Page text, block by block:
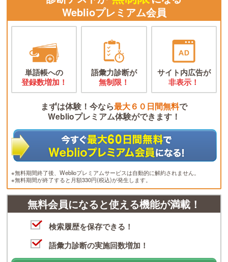
Weblioプレミアム会員
単語帳への
登録数増加！
語彙力診断が
無制限！
サイト内広告が
非表示！
まずは体験！今なら最大６０日間無料で
Weblioプレミアム体験ができます！
※無料期間終了後、Weblioプレミアムサービスは自動的に解約されません。
※無料期間が終了すると月額330円(税込)が発生します。
無料会員になると使える機能が満載！
検索履歴を保存できる！
語彙力診断の実施回数増加！